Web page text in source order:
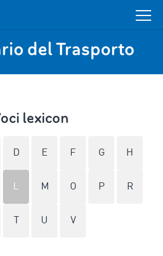
del Trasporto
lexicon
D E F G H
L M O P R
U V